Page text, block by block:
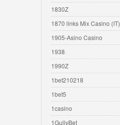
1830Z
1870 links Mix Casino (IT)
1905-Asino Casino
1938
1990Z
1bet210218
1bet5
1casino
1GullyBet